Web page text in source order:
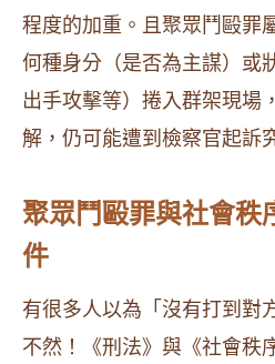
程度的加重。且聚眾鬥毆罪
何種身分（是否為主謀）或
出手攻擊等）捲入群架現場
解，仍可能遭到檢察官起訴
聚眾鬥毆罪與社會秩
件
有很多人以為「沒有打到對
不然！《刑法》與《社會秩